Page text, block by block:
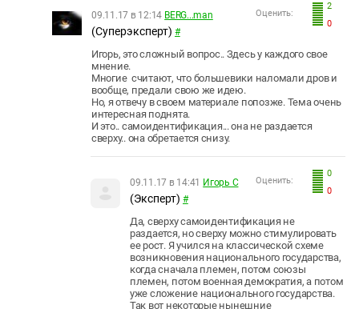
2
0
Оценить:
09.11.17 в 12:14 BERG...man
(Суперэксперт) #
Игорь, это сложный вопрос.. Здесь у каждого свое
мнение.
Многие считают, что большевики наломали дров и
вообще, предали свою же идею.
Но, я отвечу в своем материале попозже. Тема очень
интересная поднята.
И это.. самоидентификация... она не раздается
сверху.. она обретается снизу.
0
0
Оценить:
09.11.17 в 14:41 Игорь С
(Эксперт) #
Да, сверху самоидентификация не
раздается, но сверху можно стимулировать
ее рост. Я учился на классической схеме
возникновения национального государства,
когда сначала племен, потом союзы
племен, потом военная демократия, а потом
уже сложение национального государства.
Так вот некоторые нынешние